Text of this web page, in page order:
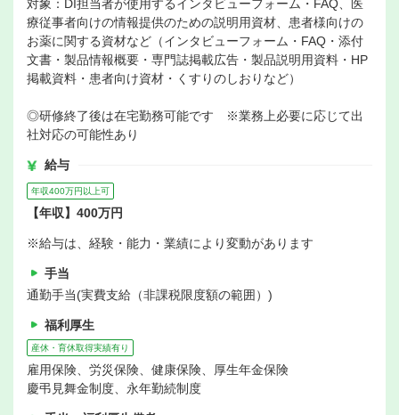
対象：DI担当者が使用するインタビューフォーム・FAQ、医
療従事者向けの情報提供のための説明用資材、患者様向けの
お薬に関する資材など（インタビューフォーム・FAQ・添付
文書・製品情報概要・専門誌掲載広告・製品説明用資料・HP
掲載資料・患者向け資材・くすりのしおりなど）
◎研修終了後は在宅勤務可能です ※業務上必要に応じて出
社対応の可能性あり
給与
年収400万円以上可
【年収】400万円
※給与は、経験・能力・業績により変動があります
手当
通勤手当(実費支給（非課税限度額の範囲）)
福利厚生
産休・育休取得実績有り
雇用保険、労災保険、健康保険、厚生年金保険
慶弔見舞金制度、永年勤続制度